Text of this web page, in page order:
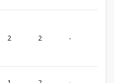
2 2 -